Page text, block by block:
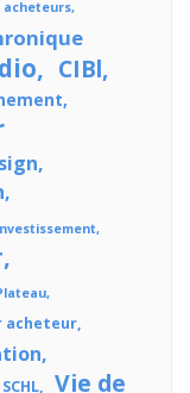
acheteurs
CIBl
acheteur
SCHL
Vie de